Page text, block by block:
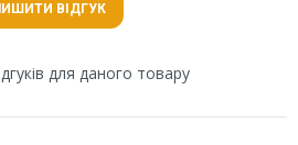
ВІДГУК
для даного товару